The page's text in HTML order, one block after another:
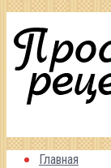
Главная